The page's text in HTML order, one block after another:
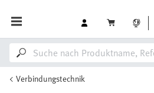
Verbindungstechnik